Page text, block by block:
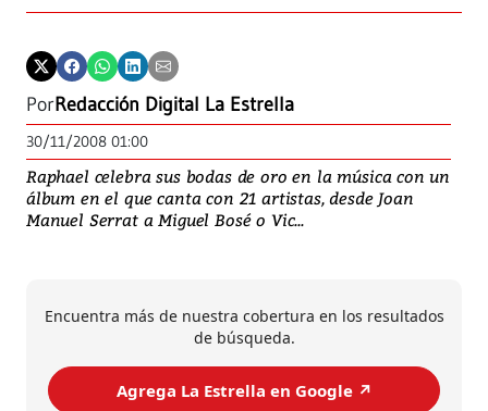
PorRedacción Digital La Estrella
30/11/2008 01:00
Raphael celebra sus bodas de oro en la música con un
álbum en el que canta con 21 artistas, desde Joan
Manuel Serrat a Miguel Bosé o Vic...
Encuentra más de nuestra cobertura en los resultados
de búsqueda.
Agrega La Estrella en Google ↗️